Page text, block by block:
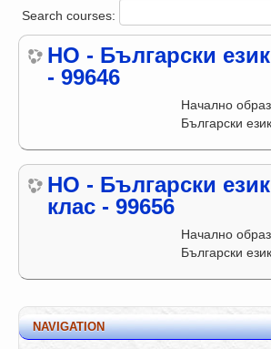
Search courses:
НО - Български
- 99646
Начално
Български
НО - Български
клас - 99656
Начално
Български
NAVIGATION